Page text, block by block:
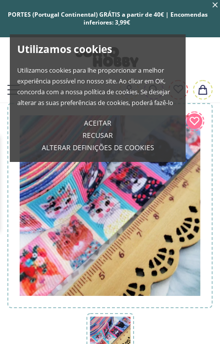
Utilizamos cookies
Utilizamos cookies para lhe proporcionar a melhor
experiência possível no nosso site. Ao clicar em OK,
concorda com a nossa política de cookies. Se desejar
alterar as suas preferências de cookies, poderá fazê-lo
ACEITAR
RECUSAR
ALTERAR DEFINIÇÕES DE COOKIES
PORTES (Portugal Continental) GRÁTIS a partir de 40€ | Encomendas
inferiores: 3,99€